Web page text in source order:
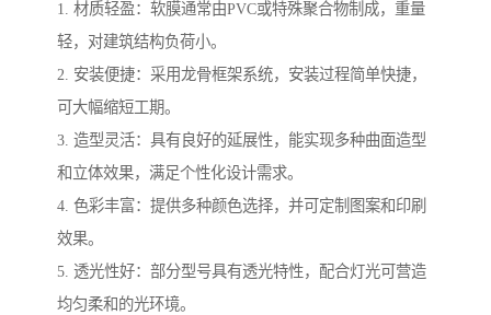
1. 材质轻盈：软膜通常由PVC或特殊聚合物制成，重量
轻，对建筑结构负荷小。
2. 安装便捷：采用龙骨框架系统，安装过程简单快捷，
可大幅缩短工期。
3. 造型灵活：具有良好的延展性，能实现多种曲面造型
和立体效果，满足个性化设计需求。
4. 色彩丰富：提供多种颜色选择，并可定制图案和印刷
效果。
5. 透光性好：部分型号具有透光特性，配合灯光可营造
均匀柔和的光环境。